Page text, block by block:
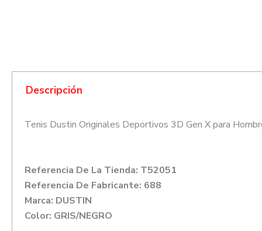
Descripción
Tenis Dustin Originales Deportivos 3D Gen X para
Referencia De La Tienda: T52051
Referencia De Fabricante: 688
Marca: DUSTIN
Color: GRIS/NEGRO